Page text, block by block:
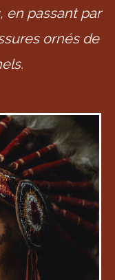
en passant par
ornés de